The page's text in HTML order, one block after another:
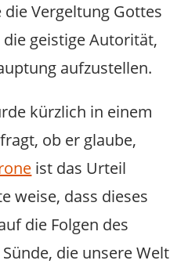
Vergeltung Gottes
geistige Autorität,
aufzustellen.
kürzlich in einem
ob er glaube,
ist das Urteil
weise, dass dieses
die Folgen des
die unsere Welt